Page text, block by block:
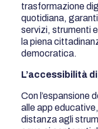
trasformazione
quotidiana,
servizi, strumenti
la piena
democratica.
L’accessibilità
Con l’espansione
alle app
distanza agli